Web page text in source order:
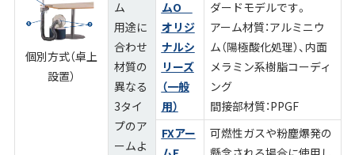
個別方式（卓上
設置）
ム
用途に
合わせ
材質の
異なる
3タイ
プのア
ームよ
ムO
オリジ
ナルシ
リーズ
（一般
用）
ダードモデルです。
アーム材質：アルミニウ
ム（陽極酸化処理）、内面
メラミン系樹脂コーディ
ング
間接部材質：PPGF
FXアー
可燃性ガスや粉塵爆発の